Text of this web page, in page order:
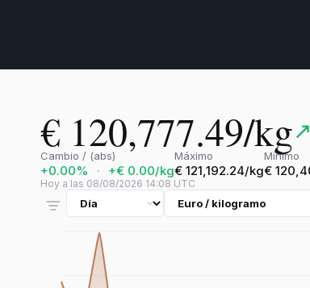
€ 120,777.49/kg↗
Cambio / (abs)
+0.00% · +€ 0.00/kg
Máximo
€ 121,192.24/kg
Mínimo
€
Hoy a las 08/08/2026 14:08 UTC